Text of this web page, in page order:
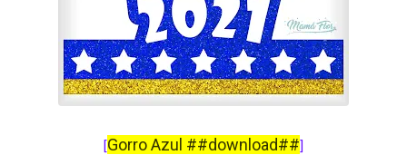
[Gorro Azul ##download##]